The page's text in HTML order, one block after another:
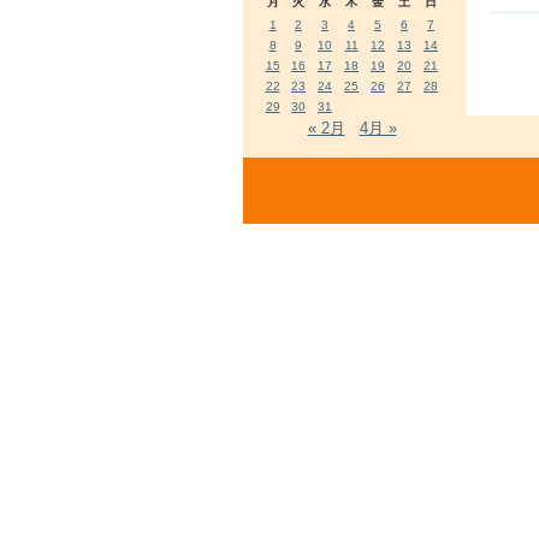
1
2 3 4 5 6
7
8
9 10 11 12 13
14
15
16 17 18 19 20
21
22
23 24 25 26 27
28
29
30 31
« 2月 4月 »